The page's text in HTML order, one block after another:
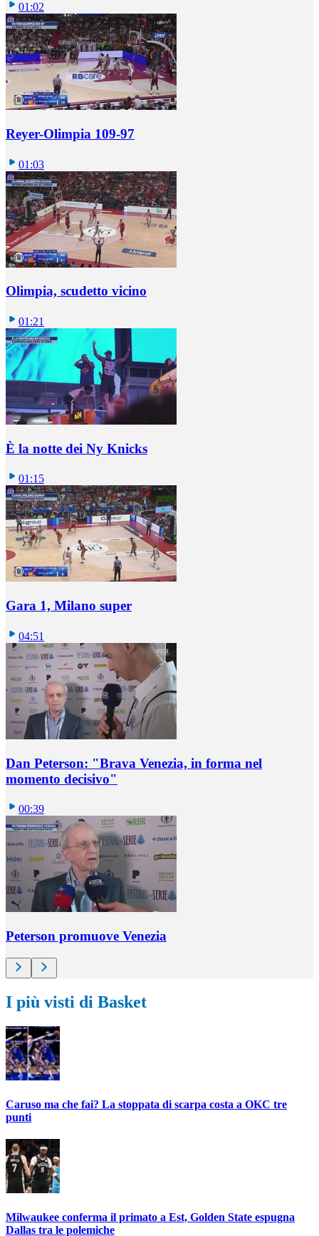
01:02
Reyer-Olimpia 109-97
01:03
Olimpia, scudetto vicino
01:21
È la notte dei Ny Knicks
01:15
Gara 1, Milano super
04:51
Dan Peterson: "Brava Venezia, in forma nel
momento decisivo"
00:39
Peterson promuove Venezia
I più visti di Basket
Caruso ma che fai? La stoppata di scarpa costa a OKC tre
punti
Milwaukee conferma il primato a Est, Golden State espugna
Dallas tra le polemiche